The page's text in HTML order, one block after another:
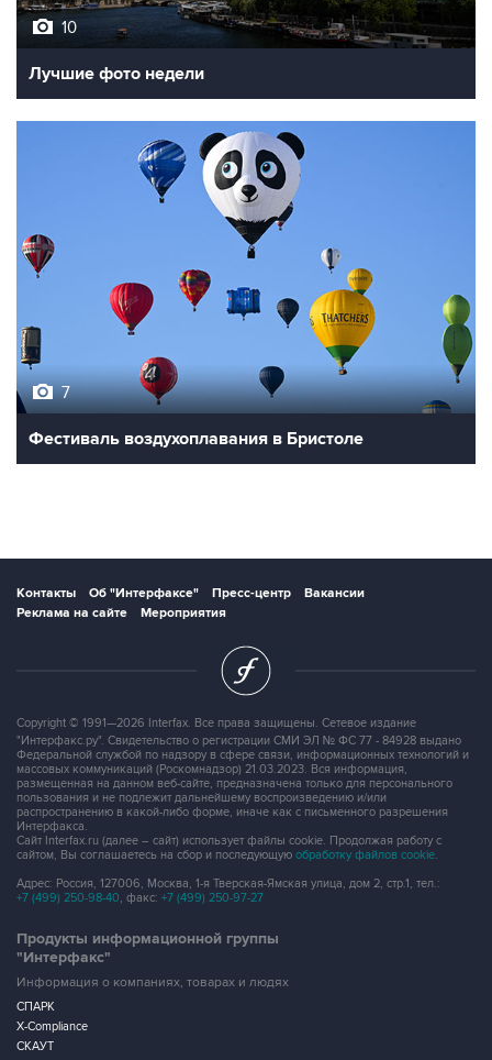
10
Лучшие фото недели
7
Фестиваль воздухоплавания в Бристоле
Контакты Об "Интерфаксе" Пресс-центр
Вакансии
Реклама на сайте
Мероприятия
Copyright © 1991—2026 Interfax. Все права защищены. Сетевое издание
"Интерфакс.ру". Свидетельство о регистрации СМИ ЭЛ № ФС 77 - 84928 выдано
Федеральной службой по надзору в сфере связи, информационных технологий и
массовых коммуникаций (Роскомнадзор) 21.03.2023. Вся информация,
размещенная на данном веб-сайте, предназначена только для персонального
пользования и не подлежит дальнейшему воспроизведению и/или
распространению в какой-либо форме, иначе как с письменного разрешения
Интерфакса.
Сайт Interfax.ru (далее – сайт) использует файлы cookie. Продолжая работу с
сайтом, Вы соглашаетесь на сбор и последующую обработку файлов cookie.
Адрес: Россия, 127006, Москва, 1-я Тверская-Ямская улица, дом 2, стр.1, тел.:
+7 (499) 250-98-40, факс: +7 (499) 250-97-27
Продукты информационной группы
"Интерфакс"
Информация о компаниях, товарах и людях
СПАРК
X-Compliance
СКАУТ